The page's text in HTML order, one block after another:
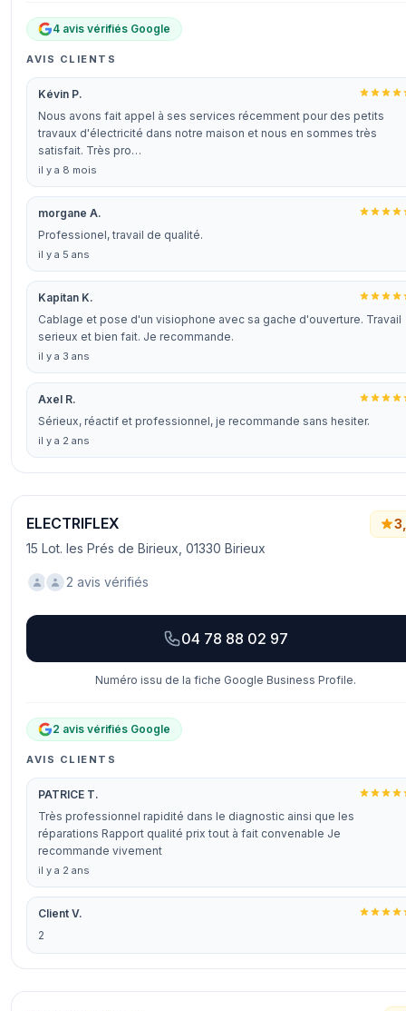
4 avis vérifiés Google
AVIS CLIENTS
Kévin P.
Nous avons fait appel à ses services récemment pour des petits
travaux d'électricité dans notre maison et nous en sommes très
satisfait. Très pro…
il y a 8 mois
morgane A.
Professionel, travail de qualité.
il y a 5 ans
Kapitan K.
Cablage et pose d'un visiophone avec sa gache d'ouverture. Travail
serieux et bien fait. Je recommande.
il y a 3 ans
Axel R.
Sérieux, réactif et professionnel, je recommande sans hesiter.
il y a 2 ans
ELECTRIFLEX
15 Lot. les Prés de Birieux, 01330 Birieux
2 avis vérifiés
04 78 88 02 97
Numéro issu de la fiche Google Business Profile.
2 avis vérifiés Google
AVIS CLIENTS
PATRICE T.
Très professionnel rapidité dans le diagnostic ainsi que les
réparations Rapport qualité prix tout à fait convenable Je
recommande vivement
il y a 2 ans
Client V.
2